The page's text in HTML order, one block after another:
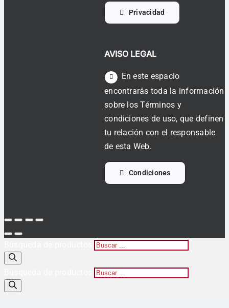
Privacidad
AVISO LEGAL
En este espacio
encontrarás toda la información
sobre los Términos y
condiciones de uso, que definen
tu relación con el responsable
de esta Web.
Condiciones